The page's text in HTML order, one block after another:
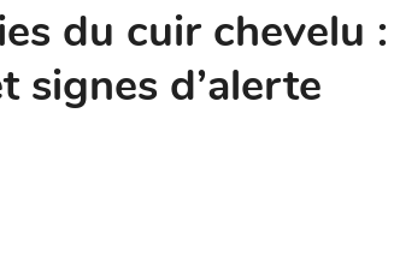
du cuir chevelu :
signes d’alerte